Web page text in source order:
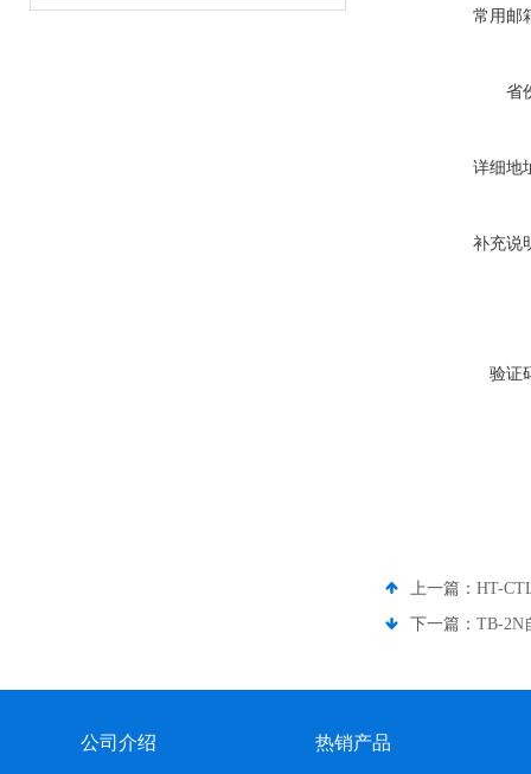
常用邮
省
详细地
补充说
验证
上一篇： HT-
下一篇： TB-2N
公司介绍 热销产品